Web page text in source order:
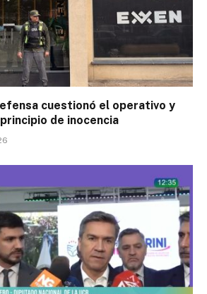
cuestionó el operativo y
de inocencia